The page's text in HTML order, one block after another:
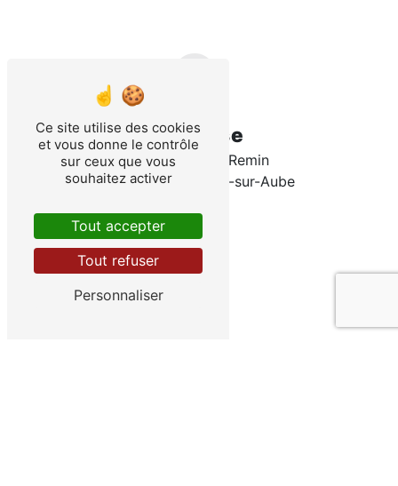
Adresse
9 rue du Mont Remin
21520 Veuxhaulles-sur-Aube
Ce site utilise des cookies
et vous donne le contrôle
sur ceux que vous
souhaitez activer
Tout accepter
Tout refuser
Personnaliser